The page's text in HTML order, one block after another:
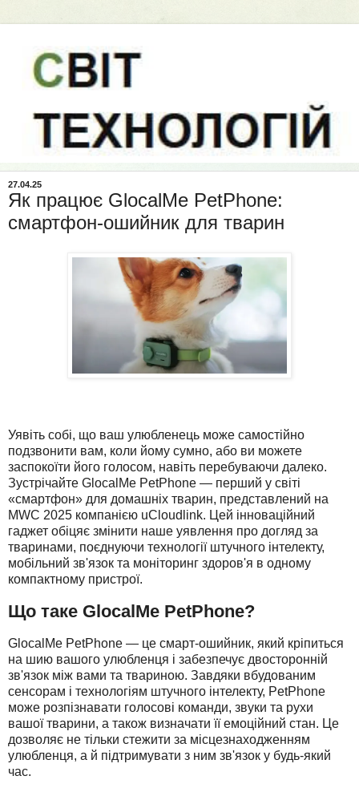
27.04.25
Як працює GlocalMe PetPhone:
смартфон-ошийник для тварин
Уявіть собі, що ваш улюбленець може самостійно
подзвонити вам, коли йому сумно, або ви можете
заспокоїти його голосом, навіть перебуваючи далеко.
Зустрічайте GlocalMe PetPhone — перший у світі
«смартфон» для домашніх тварин, представлений на
MWC 2025 компанією uCloudlink. Цей інноваційний
гаджет обіцяє змінити наше уявлення про догляд за
тваринами, поєднуючи технології штучного інтелекту,
мобільний зв'язок та моніторинг здоров'я в одному
компактному пристрої.
Що таке GlocalMe PetPhone?
GlocalMe PetPhone — це смарт-ошийник, який кріпиться
на шию вашого улюбленця і забезпечує двосторонній
зв'язок між вами та твариною. Завдяки вбудованим
сенсорам і технологіям штучного інтелекту, PetPhone
може розпізнавати голосові команди, звуки та рухи
вашої тварини, а також визначати її емоційний стан. Це
дозволяє не тільки стежити за місцезнаходженням
улюбленця, а й підтримувати з ним зв'язок у будь-який
час.